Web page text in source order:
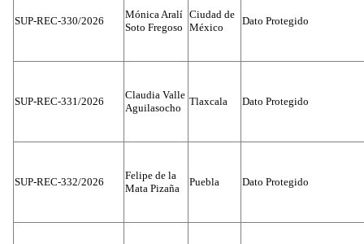
SUP-REC-330/2026
Mónica Aralí
Soto Fregoso
Ciudad de
México
Dato Protegido
SUP-REC-331/2026
Claudia Valle
Aguilasocho
Tlaxcala Dato Protegido
SUP-REC-332/2026
Felipe de la
Mata Pizaña
Puebla Dato Protegido